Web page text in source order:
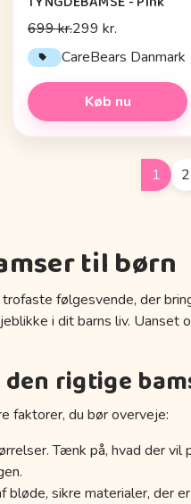
699 kr.299 kr.
CareBears Danmark
Køb nu
1 2
til børn
trofaste følgesvende, der
i dit barns liv. Uanset
rigtige
faktorer, du bør overveje:
Tænk på, hvad der
sikre materialer, der